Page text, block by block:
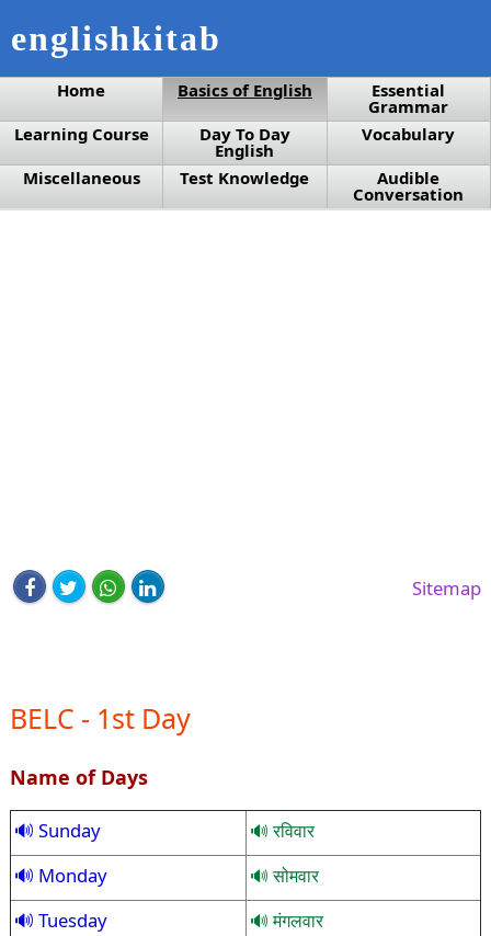
englishkitab
Home Basics of English Essential
Grammar
Learning Course
Day To Day
English
Vocabulary
Miscellaneous
Test Knowledge Audible
Conversation
Sitemap
BELC - 1st Day
Name of Days
Sunday रविवार
Monday सोमवार
Tuesday मंगलवार